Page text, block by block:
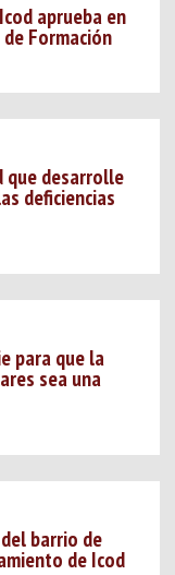
aprueba en
Formación
que desarrolle
deficiencias
para que la
sea una
barrio de
de Icod